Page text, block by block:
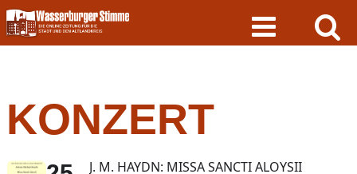
Skip
to
content
KONZERT
J. M. HAYDN: MISSA SANCTI ALOYSII